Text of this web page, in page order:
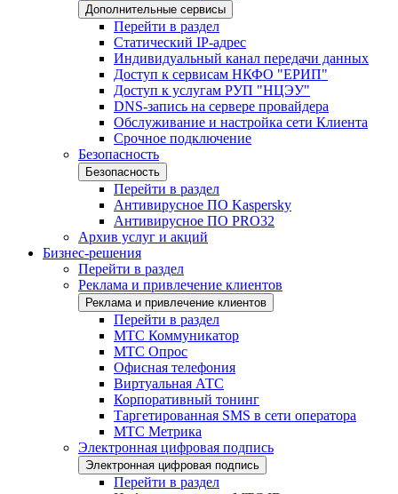
Дополнительные сервисы
Перейти в раздел
Статический IP-адрес
Индивидуальный канал передачи данных
Доступ к сервисам НКФО "ЕРИП"
Доступ к услугам РУП "НЦЭУ"
DNS-запись на сервере провайдера
Обслуживание и настройка сети Клиента
Срочное подключение
Безопасность
Безопасность
Перейти в раздел
Антивирусное ПО Kaspersky
Антивирусное ПО PRO32
Архив услуг и акций
Бизнес-решения
Перейти в раздел
Реклама и привлечение клиентов
Реклама и привлечение клиентов
Перейти в раздел
МТС Коммуникатор
МТС Опрос
Офисная телефония
Виртуальная АТС
Корпоративный тонинг
Таргетированная SMS в сети оператора
МТС Метрика
Электронная цифровая подпись
Электронная цифровая подпись
Перейти в раздел